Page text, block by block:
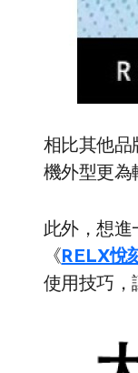
相比其他品
機外型更為
此外，想進
《RELX悅
使用技巧，